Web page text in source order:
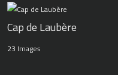
Cap de Laubère
23 Images